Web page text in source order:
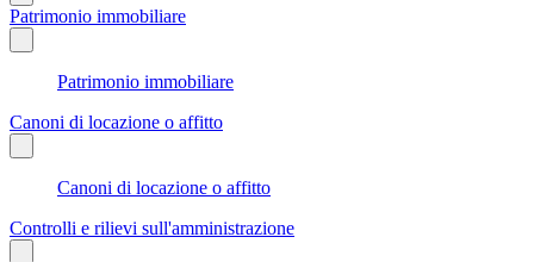
Patrimonio immobiliare
Patrimonio immobiliare
Canoni di locazione o affitto
Canoni di locazione o affitto
Controlli e rilievi sull'amministrazione